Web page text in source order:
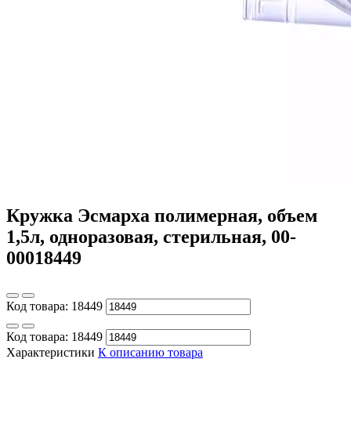
Кружка Эсмарха полимерная, объем
1,5л, одноразовая, стерильная, 00-
00018449
Код товара: 18449
Код товара: 18449
Характеристики К описанию товара